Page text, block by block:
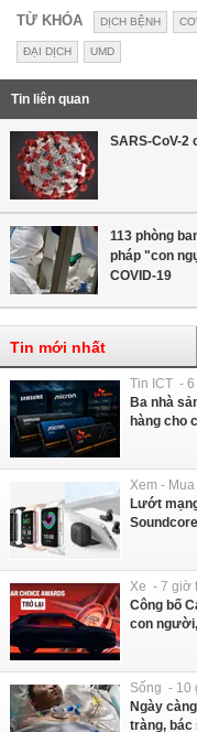
TỪ KHÓA DỊCH BỆNH
ĐẠI DỊCH UMD
Tin liên quan
SARS-CoV-2
113 phòng
pháp "con
COVID-19
Tin mới nhất
Tin ICT -
Ba nhà
hàng cho
Xem -
Lướt
Xe - 7 giờ
Công bố
con
Sống - 10
Ngày
tràng, bác